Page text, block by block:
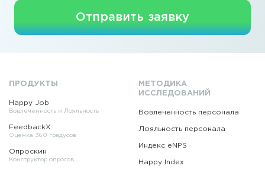
Отправить заявку
ПРОДУКТЫ
Happy Job
Вовлеченность и Лояльность
FeedbackX
Оценка 360 градусов
Опроскин
Конструктор опросов
МЕТОДИКА
ИССЛЕДОВАНИЙ
Вовлеченность персонала
Лояльность персонала
Индекс eNPS
Happy Index